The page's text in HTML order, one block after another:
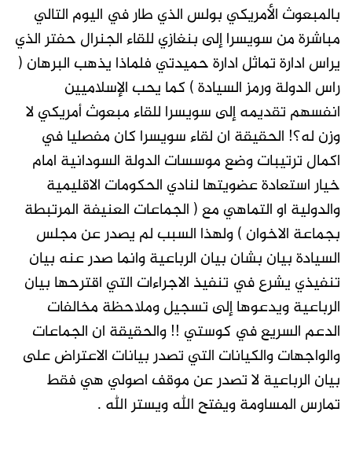
بالمبعوث الأمريكي بولس الذي طار في اليوم التالي
مباشرة من سويسرا إلى بنغازي للقاء الجنرال حفتر الذي
يراس ادارة تماثل ادارة حميدتي فلماذا يذهب البرهان (
راس الدولة ورمز السيادة ) كما يحب الإسلاميين
انفسهم تقديمه إلى سويسرا للقاء مبعوث أمريكي لا
وزن له؟! الحقيقة ان لقاء سويسرا كان مفصليا في
اكمال ترتيبات وضع موسسات الدولة السودانية امام
خيار استعادة عضويتها لنادي الحكومات الاقليمية
والدولية او التماهي مع ( الجماعات العنيفة المرتبطة
بجماعة الاخوان ) ولهذا السبب لم يصدر عن مجلس
السيادة بيان بشان بيان الرباعية وانما صدر عنه بيان
تنفيذي يشرع في تنفيذ الاجراءات التي اقترحها بيان
الرباعية ويدعوها إلى تسجيل وملاحظة مخالفات
الدعم السريع في كوستي !! والحقيقة ان الجماعات
والواجهات والكيانات التي تصدر بيانات الاعتراض على
بيان الرباعية لا تصدر عن موقف اصولي هي فقط
تمارس المساومة ويفتح الله ويستر الله .